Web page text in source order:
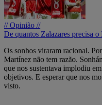
// Opinião //
De quantos Zalazares precisa o
Os sonhos viraram racional.
Martínez não tem razão.
que nos sustentava implodiu
objetivos. E esperar que nos
visto.